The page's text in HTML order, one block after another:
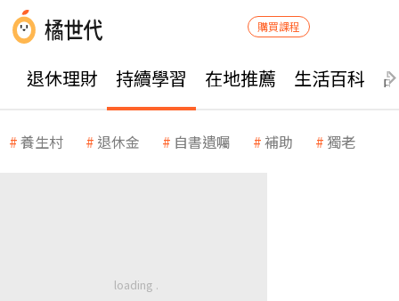
購買課程
退休理財 持續學習 在地推薦 生活百科
養生村 退休金 自書遺囑 補助 獨老